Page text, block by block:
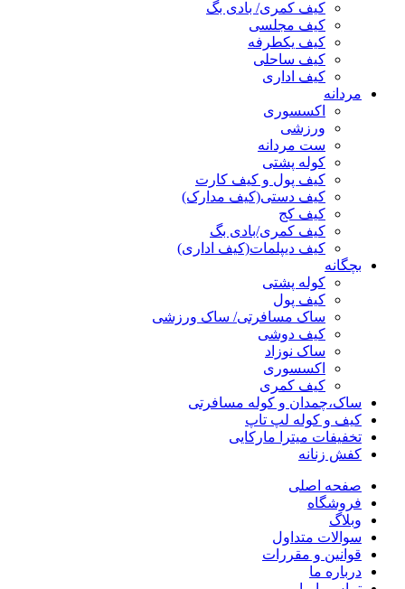
کیف کمری/ بادی بگ
کیف مجلسی
کیف یکطرفه
کیف ساحلی
کیف اداری
مردانه
اکسسوری
ورزشی
ست مردانه
کوله پشتی
کیف پول و کیف کارت
کیف دستی(کیف مدارک)
کیف کج
کیف کمری/بادی بگ
کیف دیپلمات(کیف اداری)
بچگانه
کوله پشتی
کیف پول
ساک مسافرتی/ ساک ورزشی
کیف دوشی
ساک نوزاد
اکسسوری
کیف کمری
ساک،چمدان و کوله مسافرتی
کیف و کوله لپ تاپ
تخفیفات میترا مارکایی
کفش زنانه
صفحه اصلی
فروشگاه
وبلاگ
سوالات متداول
قوانین و مقررات
درباره ما